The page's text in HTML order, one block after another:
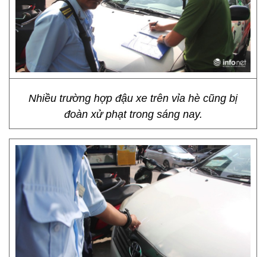
Nhiều trường hợp đậu xe trên vỉa hè cũng bị
đoàn xử phạt trong sáng nay.